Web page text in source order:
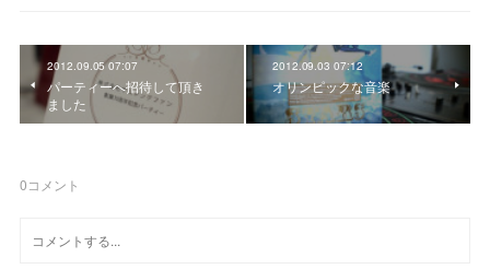
2012.09.05 07:07
パーティーへ招待して頂き
ました
2012.09.03 07:12
オリンピックな音楽
0コメント